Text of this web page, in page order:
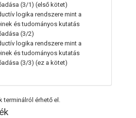
(3/1) (első kötet)
logika rendszere mint a
és tudományos kutatás
(3/2)
logika rendszere mint a
és tudományos kutatás
(3/3) (ez a kötet)
érhető el.